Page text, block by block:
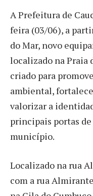
A Prefeitura de
feira (03/06), a
do Mar, novo
localizado na Praia
criado para
ambiental,
valorizar a
principais portas
município.
Localizado na rua
com a rua